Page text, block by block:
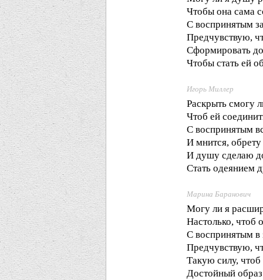
Чтобы она сама
С воспринятым
Предчувствую,
Сформировать
Чтобы стать ей
Игорь Миллер
Раскрыть смогу
Чтоб ей
С воспринятым
И мнится, обрету
И душу сделаю
Стать одеянием
Марина Баранович
Могу ли я
Настолько, чтоб
С воспринятым
Предчувствую,
Такую силу,
Достойный образ